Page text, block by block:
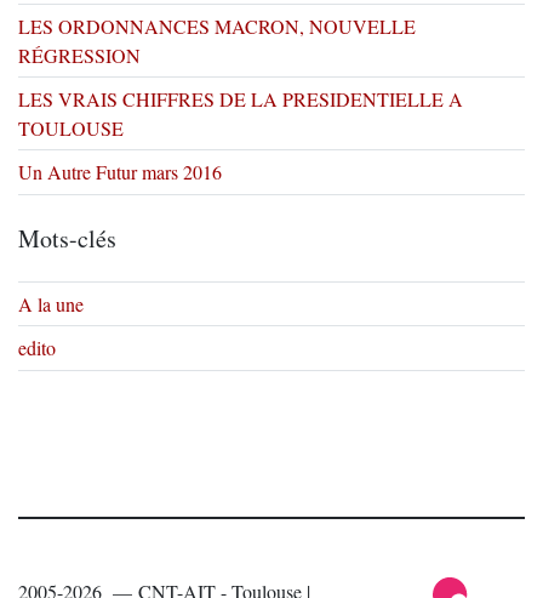
LES ORDONNANCES MACRON, NOUVELLE
RÉGRESSION
LES VRAIS CHIFFRES DE LA PRESIDENTIELLE A
TOULOUSE
Un Autre Futur mars 2016
Mots-clés
A la une
edito
2005-2026 — CNT-AIT - Toulouse |